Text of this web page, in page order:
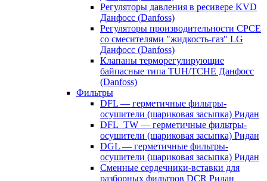
Регуляторы давления в ресивере KVD
Данфосс (Danfoss)
Регуляторы производительности CPCE
со смесителями "жидкость-газ" LG
Данфосс (Danfoss)
Клапаны терморегулирующие
байпасные типа TUH/TCHE Данфосс
(Danfoss)
Фильтры
DFL — герметичные фильтры-
осушители (шариковая засыпка) Ридан
DFL_TW — герметичные фильтры-
осушители (шариковая засыпка) Ридан
DGL — герметичные фильтры-
осушители (шариковая засыпка) Ридан
Сменные сердечники-вставки для
разборных фильтров DCR Ридан